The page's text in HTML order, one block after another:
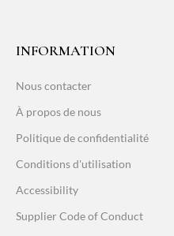
INFORMATION
Nous contacter
À propos de nous
Politique de confidentialité
Conditions d'utilisation
Accessibility
Supplier Code of Conduct